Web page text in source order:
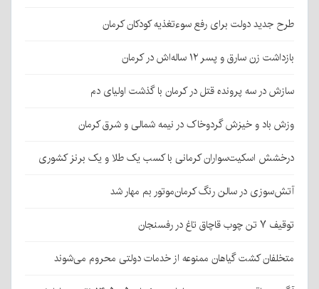
طرح جدید دولت برای رفع سوءتغذیه کودکان کرمان
بازداشت زن سارق و پسر ۱۲ ساله‌اش در کرمان
سازش در سه پرونده قتل در کرمان با گذشت اولیای دم
وزش باد و خیزش گردوخاک در نیمه شمالی و شرق کرمان
درخشش اسکیت‌سواران کرمانی با کسب یک طلا و یک برنز کشوری
آتش‌سوزی در سالن رنگ کرمان‌موتور بم مهار شد
توقیف ۷ تن چوب قاچاق تاغ در رفسنجان
متخلفان کشت گیاهان ممنوعه از خدمات دولتی محروم می‌شوند